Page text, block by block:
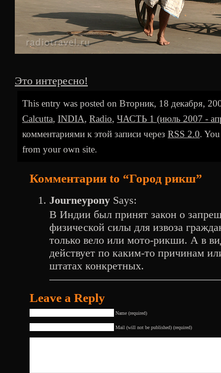
Это интересно!
This entry was posted on Вторник, 18 декабря,
Calcutta, INDIA, Radio, ЧАСТЬ 1 (июль 2007 -
комментариями к этой записи через RSS 2.0.
from your own site.
Комментарии to “Город рикш”
Journeypony Says:
В Индии был принят закон о
физической силы для извоза
только вело или мото-рикши. А в
действует по каким-то причинам
штатах конкретных.
Leave a Reply
Name (required)
Mail (will not be published) (required)